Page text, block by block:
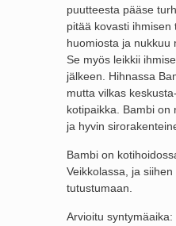
puutteesta pääse
pitää kovasti ihmisen
huomiosta ja nukkuu
Se myös leikkii
jälkeen. Hihnassa
mutta vilkas
kotipaikka. Bambi on
ja hyvin
Bambi on
Veikkolassa, ja
tutustumaan.
Arvioitu